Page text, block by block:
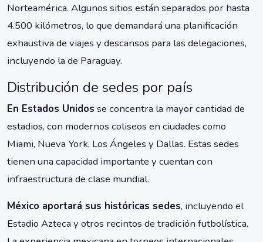
Norteamérica. Algunos sitios están separados por hasta
4.500 kilómetros, lo que demandará una planificación
exhaustiva de viajes y descansos para las delegaciones,
incluyendo la de Paraguay.
Distribución de sedes por país
En Estados Unidos se concentra la mayor cantidad de
estadios, con modernos coliseos en ciudades como
Miami, Nueva York, Los Ángeles y Dallas. Estas sedes
tienen una capacidad importante y cuentan con
infraestructura de clase mundial.
México aportará sus históricas sedes, incluyendo el
Estadio Azteca y otros recintos de tradición futbolística.